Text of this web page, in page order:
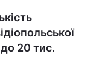
20 тис.